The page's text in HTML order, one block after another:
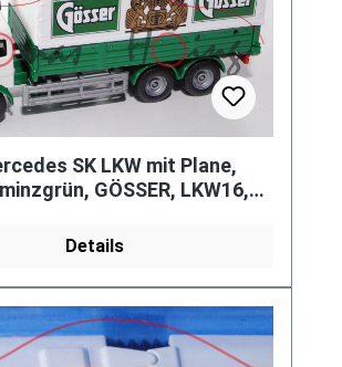
SK LKW mit Plane,
GÖSSER, LKW16,
Details